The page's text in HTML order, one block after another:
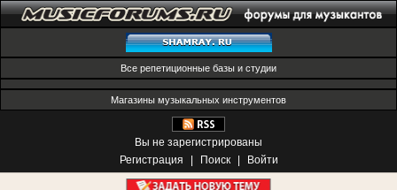
Все репетиционные базы и студии
Магазины музыкальных инструментов
Вы не зарегистрированы
Регистрация
Поиск Войти